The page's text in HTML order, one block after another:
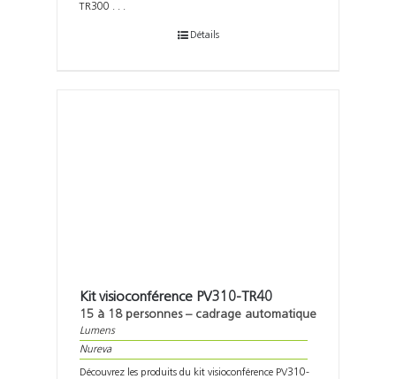
TR300 . . .
Détails
Kit visioconférence PV310-TR40
15 à 18 personnes – cadrage automatique
Lumens
Nureva
Découvrez les produits du kit visioconférence PV310-